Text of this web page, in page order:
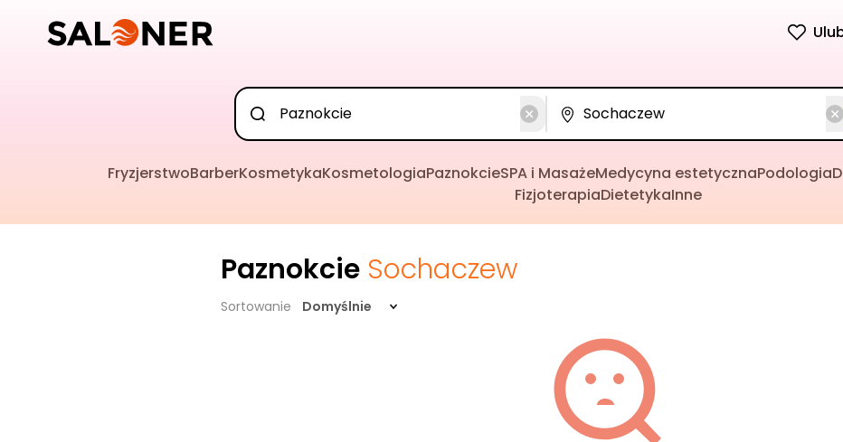
FryzjerstwoBarberKosmetykaKosmetologiaPaznokcieSPA i MasażeMedycyna estetycznaPodologia
FizjoterapiaDietetykaInne
Paznokcie Sochaczew
Sortowanie Domyślnie